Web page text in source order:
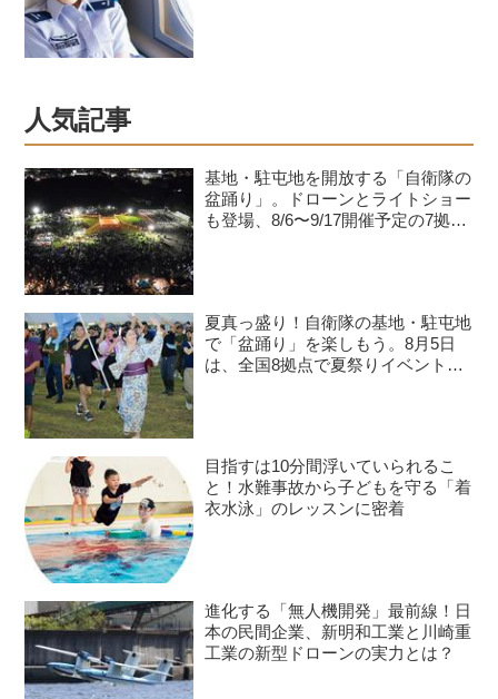
人気記事
基地・駐屯地を開放する「自衛隊の
盆踊り」。ドローンとライトショー
も登場、8/6〜9/17開催予定の7拠点
夏真っ盛り！自衛隊の基地・駐屯地
で「盆踊り」を楽しもう。8月5日
は、全国8拠点で夏祭りイベントが
目指すは10分間浮いていられるこ
と！水難事故から子どもを守る「着
衣水泳」のレッスンに密着
進化する「無人機開発」最前線！日
本の民間企業、新明和工業と川崎重
工業の新型ドローンの実力とは？